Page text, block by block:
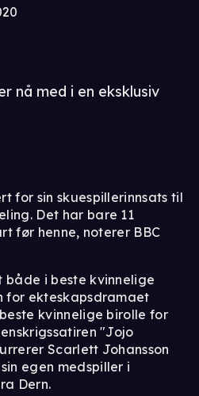
nå med i en eksklusiv
for sin skuespillerinnsats til
Det har bare 11
før henne, noterer BBC
både i beste kvinnelige
for ekteskapsdramaet
kvinnelige birolle for
"Jojo
Scarlett Johansson
egen medspiller i
Dern.